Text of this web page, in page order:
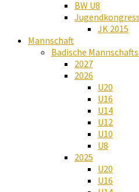
BW U8
Jugendkongress
JK 2015
Mannschaft
Badische
2027
2026
U20
U16
U14
U12
U10
U8
2025
U20
U16